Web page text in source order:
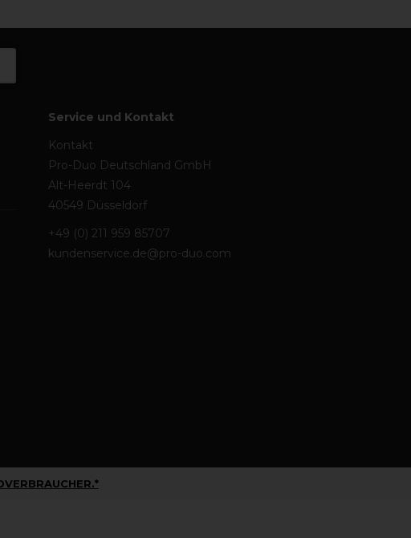
Service und Kontakt
Kontakt
Pro-Duo Deutschland GmbH
Alt-Heerdt 104
40549 Düsseldorf
+49 (0) 211 959 85707
kundenservice.de@pro-duo.com